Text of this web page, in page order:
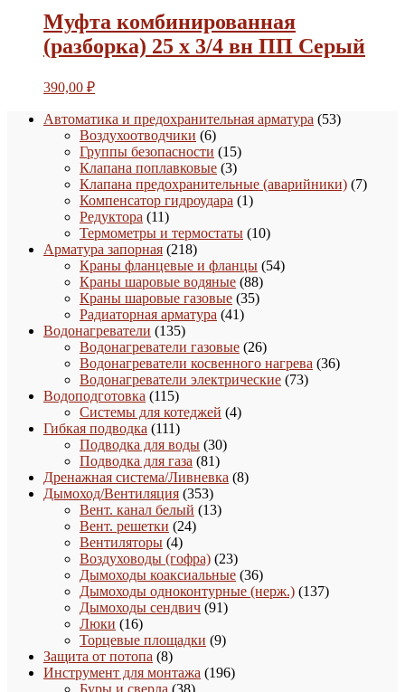
Муфта комбинированная
(разборка) 25 х 3/4 вн ПП Серый
390,00 ₽
Автоматика и предохранительная арматура 5353
Воздухоотводчики 66
товаров
Группы безопасности 1515
товаров
Клапана поплавковые 33
товара
Клапана предохранительные (аварийники) 77
Компенсатор гидроудара 11
Редуктора 1111
товаров
Термометры и термостаты 1010
Арматура запорная 218218
товаров
Краны фланцевые и фланцы 5454
Краны шаровые водяные 8888
товаров
Краны шаровые газовые 3535
Радиаторная арматура 4141
Водонагреватели 135135
товаров
Водонагреватели газовые 2626
товаров
Водонагреватели косвенного нагрева 3636
Водонагреватели электрические 7373
Водоподготовка 115115
товаров
Системы для котеджей 44
Гибкая подводка 111111
товаров
Подводка для воды 3030
Подводка для газа 8181
товар
Дренажная система/Ливневка 88
Дымоход/Вентиляция 353353
товара
Вент. канал белый 1313
Вент. решетки 2424
Вентиляторы 44
товара
Воздуховоды (гофра) 2323
товара
Дымоходы коаксиальные 3636
товаров
Дымоходы одноконтурные (нерж.) 137137
Дымоходы сендвич 9191
Люки 1616
товаров
Торцевые площадки 99
Защита от потопа 88
товаров
Инструмент для монтажа 196196
Буры и сверла 3838